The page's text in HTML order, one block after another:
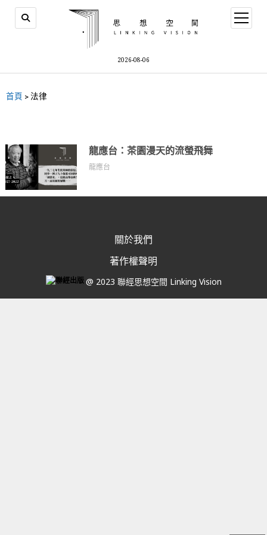
2026-08-06
首頁 > 法律
龍應台：茶園漫天的流螢飛舞
龍應台
關於我們
著作權聲明
@ 2023 聯經思想空間 Linking Vision